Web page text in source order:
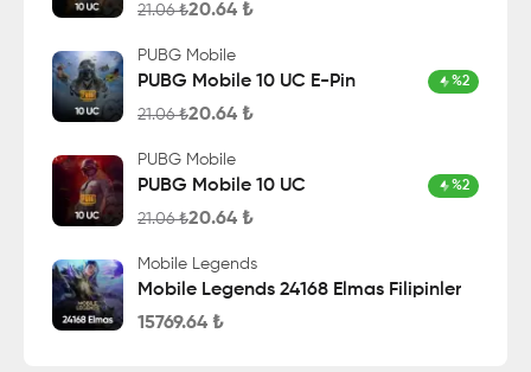
21.06₺20.64 ₺
PUBG Mobile
PUBG Mobile 10 UC E-Pin %2
21.06₺20.64 ₺
PUBG Mobile
PUBG Mobile 10 UC %2
21.06₺20.64 ₺
Mobile Legends
Mobile Legends 24168 Elmas Filipinler
15769.64 ₺